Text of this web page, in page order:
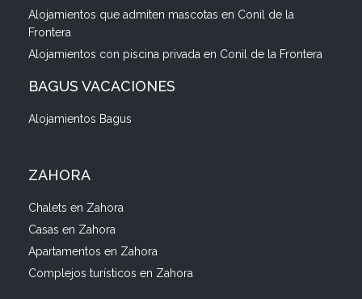
Alojamientos que admiten mascotas en Conil de la
Frontera
Alojamientos con piscina privada en Conil de la Frontera
BAGUS VACACIONES
Alojamientos Bagus
ZAHORA
Chalets en Zahora
Casas en Zahora
Apartamentos en Zahora
Complejos turísticos en Zahora